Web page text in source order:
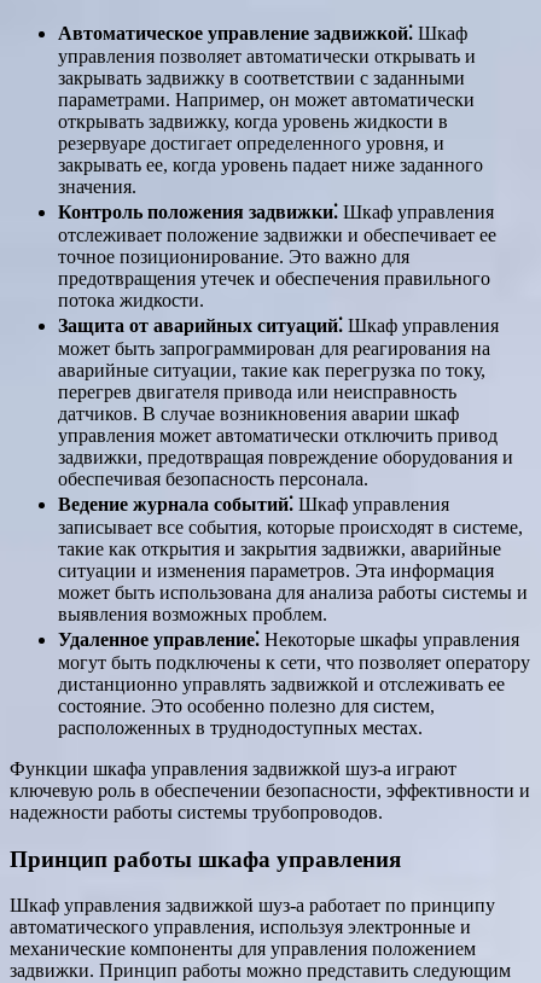
Автоматическое управление задвижкой⁚ Шкаф
управления позволяет автоматически открывать и
закрывать задвижку в соответствии с заданными
параметрами. Например, он может автоматически
открывать задвижку, когда уровень жидкости в
резервуаре достигает определенного уровня, и
закрывать ее, когда уровень падает ниже заданного
значения.
Контроль положения задвижки⁚ Шкаф управления
отслеживает положение задвижки и обеспечивает ее
точное позиционирование. Это важно для
предотвращения утечек и обеспечения правильного
потока жидкости.
Защита от аварийных ситуаций⁚ Шкаф управления
может быть запрограммирован для реагирования на
аварийные ситуации, такие как перегрузка по току,
перегрев двигателя привода или неисправность
датчиков. В случае возникновения аварии шкаф
управления может автоматически отключить привод
задвижки, предотвращая повреждение оборудования и
обеспечивая безопасность персонала.
Ведение журнала событий⁚ Шкаф управления
записывает все события, которые происходят в системе,
такие как открытия и закрытия задвижки, аварийные
ситуации и изменения параметров. Эта информация
может быть использована для анализа работы системы и
выявления возможных проблем.
Удаленное управление⁚ Некоторые шкафы управления
могут быть подключены к сети, что позволяет оператору
дистанционно управлять задвижкой и отслеживать ее
состояние. Это особенно полезно для систем,
расположенных в труднодоступных местах.
Функции шкафа управления задвижкой шуз-а играют
ключевую роль в обеспечении безопасности, эффективности и
надежности работы системы трубопроводов.
Принцип работы шкафа управления
Шкаф управления задвижкой шуз-а работает по принципу
автоматического управления, используя электронные и
механические компоненты для управления положением
задвижки. Принцип работы можно представить следующим